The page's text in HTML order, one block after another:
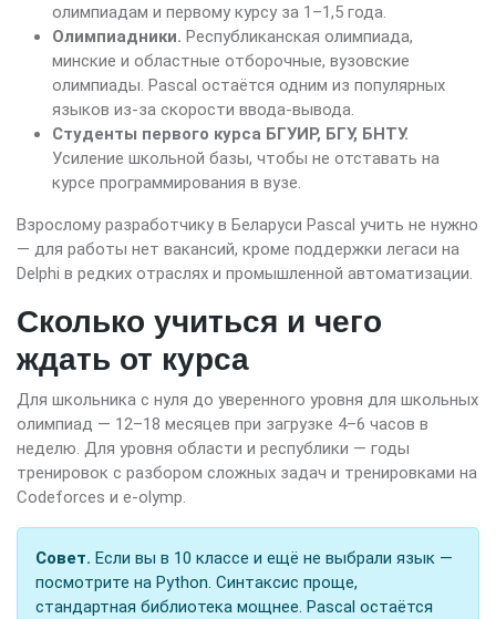
олимпиадам и первому курсу за 1–1,5 года.
Олимпиадники. Республиканская олимпиада,
минские и областные отборочные, вузовские
олимпиады. Pascal остаётся одним из популярных
языков из-за скорости ввода-вывода.
Студенты первого курса БГУИР, БГУ, БНТУ.
Усиление школьной базы, чтобы не отставать на
курсе программирования в вузе.
Взрослому разработчику в Беларуси Pascal учить не нужно
— для работы нет вакансий, кроме поддержки легаси на
Delphi в редких отраслях и промышленной автоматизации.
Сколько учиться и чего
ждать от курса
Для школьника с нуля до уверенного уровня для школьных
олимпиад — 12–18 месяцев при загрузке 4–6 часов в
неделю. Для уровня области и республики — годы
тренировок с разбором сложных задач и тренировками на
Codeforces и e-olymp.
Совет. Если вы в 10 классе и ещё не выбрали язык —
посмотрите на Python. Синтаксис проще,
стандартная библиотека мощнее. Pascal остаётся